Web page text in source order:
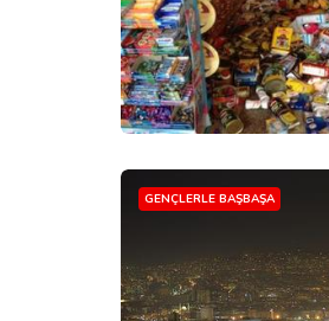
GENÇLERLE BAŞBAŞA